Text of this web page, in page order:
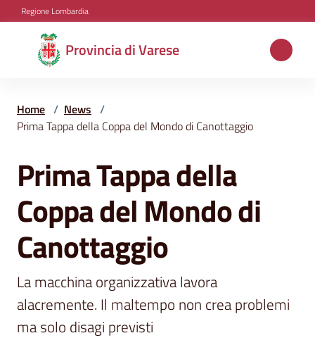
Vai al contenuto
Vai alla navigazione
Vai al footer
Regione Lombardia
Provincia di Varese
Provincia
di
tematiche
Amministrazione
Servizi
e
segnalazioni
Home / News /
Prima Tappa della Coppa del Mondo di Canottaggio
Salta al contenuto
Prima Tappa della
Coppa del Mondo di
Canottaggio
La macchina organizzativa lavora
alacremente. Il maltempo non crea problemi
ma solo disagi previsti